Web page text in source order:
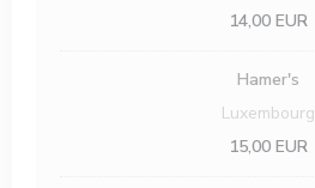
14,00 EUR
Hamer's
Luxembourg
15,00 EUR